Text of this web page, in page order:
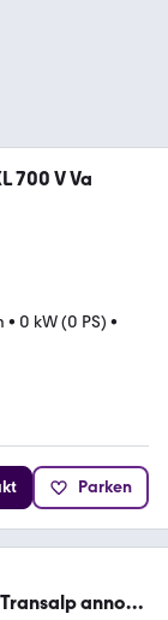
700 V Va
• 0 kW (0 PS) •
Parken
anno